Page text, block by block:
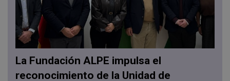
La Fundación ALPE impulsa el
reconocimiento de la Unidad de